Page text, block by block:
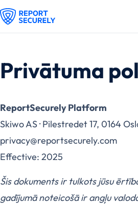
Privātuma
ReportSecurely Platform
Skiwo AS · Pilestredet 17, 0164
privacy@reportsecurely.com
Effective: 2025
Šis dokuments ir tulkots jūsu
gadījumā noteicošā ir angļu